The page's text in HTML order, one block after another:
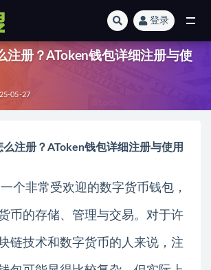
登录
注册？AToken钱包详细注册与使
05-27
注册？AToken钱包详细注册与使用
个非常受欢迎的数字货币钱包，
币的存储、管理与交易。对于许
链技术和数字货币的人来说，注